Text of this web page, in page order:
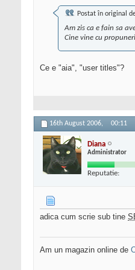
Postat în original
Am zis ca e fain sa
Cine vine cu
Ce e "aia", "user titles"?
16th August 2006, 00:11
Diana
Administrator
Reputatie:
adica cum scrie sub tine
Am un magazin online de